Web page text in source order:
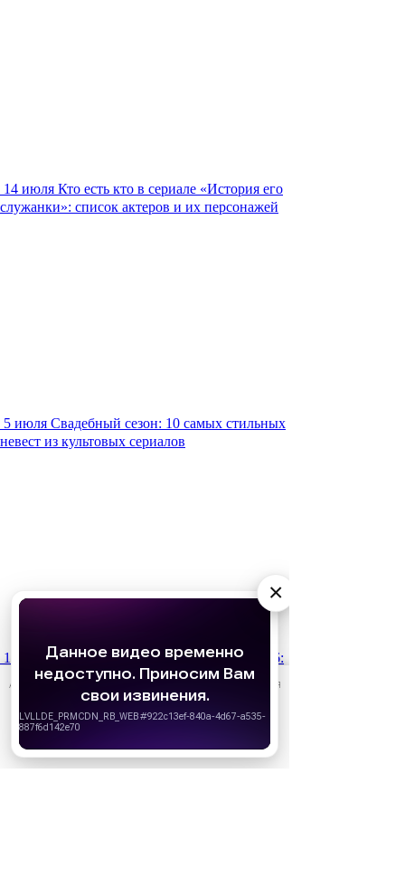
АО «Издательство СЕМЬ ДНЕЙ»
для
персонализации сервисов и удобства пользователей.
своего браузера.
14 июля Кто есть кто в сериале «История его
служанки»: список актеров и их персонажей
5 июля Свадебный сезон: 10 самых стильных
невест из культовых сериалов
1 июля Какие фильмы смотреть в июле 2026:
российские и зарубежные новинки
×